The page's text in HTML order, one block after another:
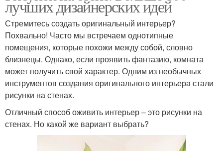
лучших дизайнерских идей
Стремитесь создать оригинальный интерьер?
Похвально! Часто мы встречаем однотипные
помещения, которые похожи между собой, словно
близнецы. Однако, если проявить фантазию, комната
может получить свой характер. Одним из необычных
инструментов создания оригинального интерьера стали
рисунки на стенах.
Отличный способ оживить интерьер – это рисунки на
стенах. Но какой же вариант выбрать?